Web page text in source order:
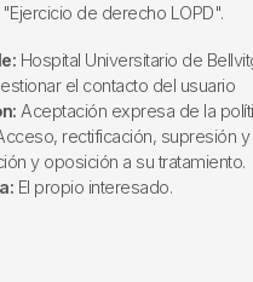
de derecho LOPD".
Hospital Universitario de
el contacto del usuario
Aceptación expresa de la
rectificación, supresión
y oposición a su tratamiento.
El propio interesado.